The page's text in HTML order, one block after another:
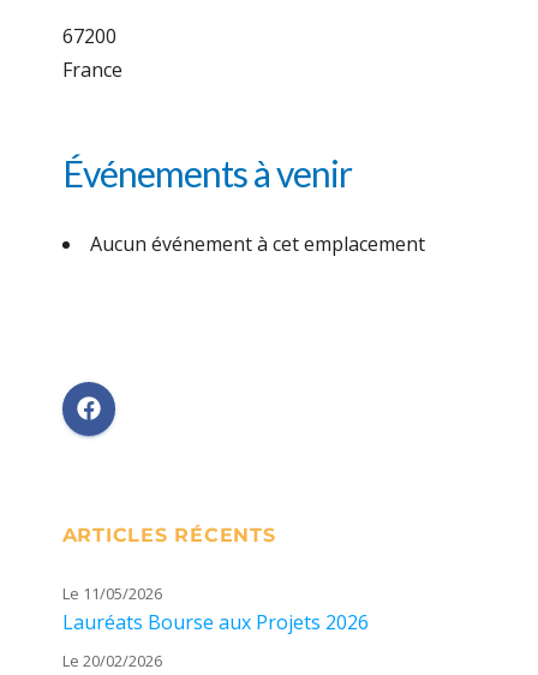
67200
France
Événements à venir
Aucun événement à cet emplacement
ARTICLES RÉCENTS
Le 11/05/2026
Lauréats Bourse aux Projets 2026
Le 20/02/2026